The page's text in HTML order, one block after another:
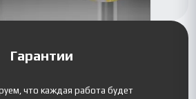
Гарантии
что каждая работа будет